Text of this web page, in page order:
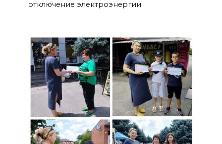
отключение электроэнергии